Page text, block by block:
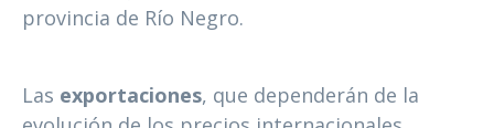
provincia de Río Negro.
Las exportaciones, que dependerán de la